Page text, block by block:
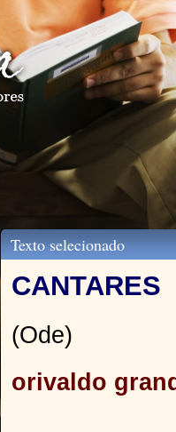
Texto selecionado
CANTARES
(Ode)
orivaldo